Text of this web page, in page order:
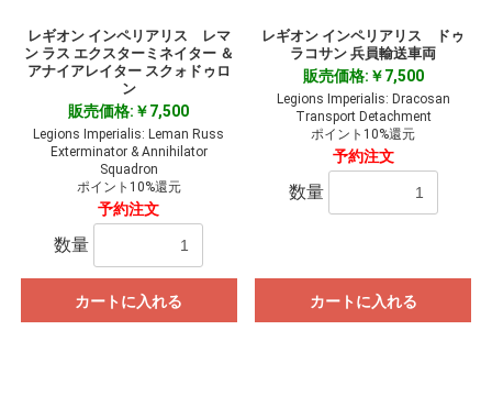
レギオン インペリアリス レマ
ン ラス エクスターミネイター ＆
アナイアレイター スクォドゥロ
ン
販売価格:￥7,500
Legions Imperialis: Leman Russ
Exterminator & Annihilator
Squadron
ポイント10%還元
予約注文
数量
カートに入れる
レギオン インペリアリス ドゥ
ラコサン 兵員輸送車両
販売価格:￥7,500
Legions Imperialis: Dracosan
Transport Detachment
ポイント10%還元
予約注文
数量
カートに入れる